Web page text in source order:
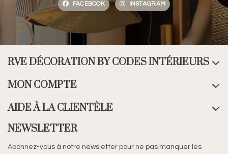
FACEBOOK INSTAGRAM
RVE DÉCORATION BY CODES INTÉRIEURS
MON COMPTE
AIDE À LA CLIENTÈLE
NEWSLETTER
Abonnez-vous à notre newsletter pour ne pas manquer les